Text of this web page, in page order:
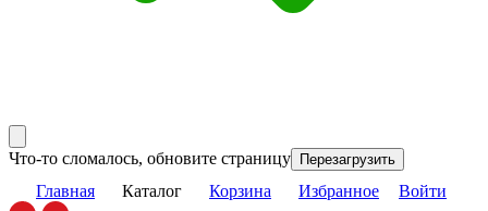
Что-то сломалось, обновите страницу Перезагрузить
Главная Каталог Корзина Избранное Войти